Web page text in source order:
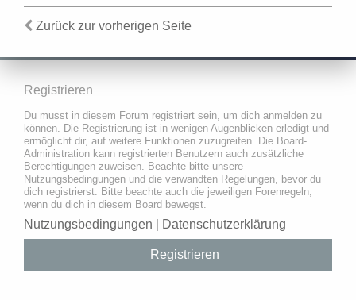
Zurück zur vorherigen Seite
Registrieren
Du musst in diesem Forum registriert sein, um dich anmelden zu
können. Die Registrierung ist in wenigen Augenblicken erledigt und
ermöglicht dir, auf weitere Funktionen zuzugreifen. Die Board-
Administration kann registrierten Benutzern auch zusätzliche
Berechtigungen zuweisen. Beachte bitte unsere
Nutzungsbedingungen und die verwandten Regelungen, bevor du
dich registrierst. Bitte beachte auch die jeweiligen Forenregeln,
wenn du dich in diesem Board bewegst.
Nutzungsbedingungen Datenschutzerklärung
Registrieren